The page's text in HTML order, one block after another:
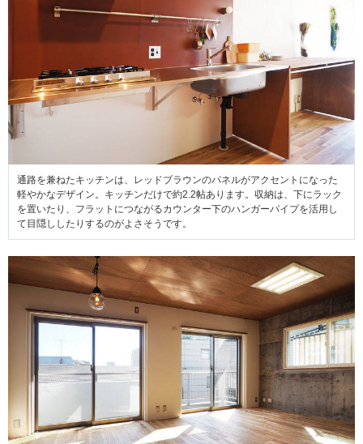
通路を兼ねたキッチンは、レッドブラウンのパネルがアクセントになった
軽やかなデザイン。キッチンだけで約2.2帖あります。収納は、下にラック
を置いたり、フラットにつながるカウンター下のハンガーパイプを活用し
て目隠ししたりするのがよさそうです。